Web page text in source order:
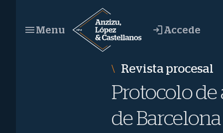
Menu Accede
Revista procesal
Protocolo de
de